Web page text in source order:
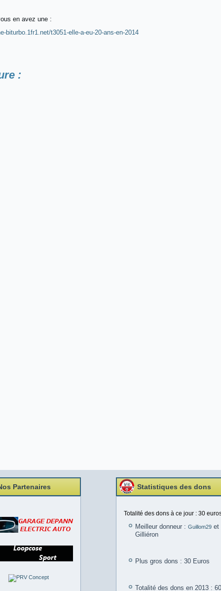
en avez une :
biturbo.1fr1.net/t3051-elle-a-eu-20-ans-en-2014
:
Partenaires Statistiques des dons
Totalité des dons à ce jour : 30
Meilleur donneur : Guillom29 et
Gilliéron
Plus gros dons : 30 Euros
Totalité des dons en 2013 :